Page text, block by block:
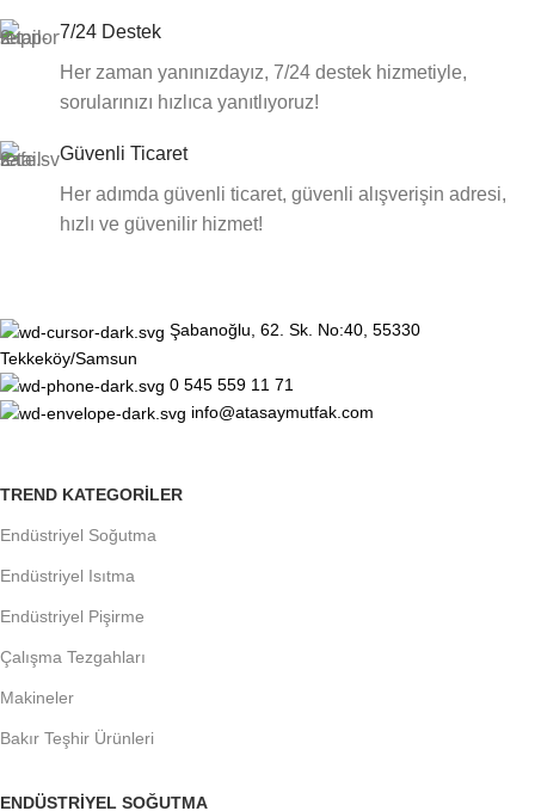
7/24 Destek
Her zaman yanınızdayız, 7/24 destek hizmetiyle,
sorularınızı hızlıca yanıtlıyoruz!
Güvenli Ticaret
Her adımda güvenli ticaret, güvenli alışverişin adresi,
hızlı ve güvenilir hizmet!
Şabanoğlu, 62. Sk. No:40, 55330
Tekkeköy/Samsun
0 545 559 11 71
info@atasaymutfak.com
TREND KATEGORILER
Endüstriyel Soğutma
Endüstriyel Isıtma
Endüstriyel Pişirme
Çalışma Tezgahları
Makineler
Bakır Teşhir Ürünleri
ENDÜSTRIYEL SOĞUTMA